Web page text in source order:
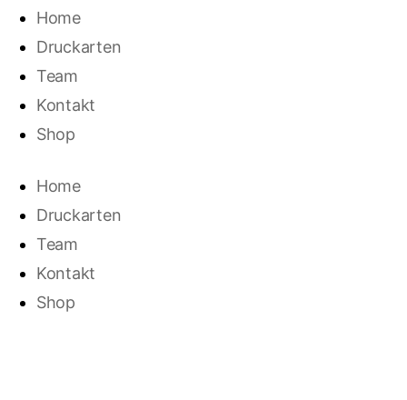
Home
Druckarten
Team
Kontakt
Shop
Home
Druckarten
Team
Kontakt
Shop